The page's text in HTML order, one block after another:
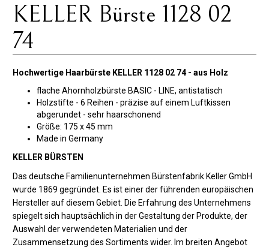
KELLER Bürste 1128 02
74
Hochwertige Haarbürste KELLER 1128 02 74 - aus Holz
flache Ahornholzbürste BASIC - LINE, antistatisch
Holzstifte - 6 Reihen - präzise auf einem Luftkissen
abgerundet - sehr haarschonend
Größe: 175 x 45 mm
Made in Germany
KELLER BÜRSTEN
Das deutsche Familienunternehmen Bürstenfabrik Keller GmbH
wurde 1869 gegründet. Es ist einer der führenden europäischen
Hersteller auf diesem Gebiet. Die Erfahrung des Unternehmens
spiegelt sich hauptsächlich in der Gestaltung der Produkte, der
Auswahl der verwendeten Materialien und der
Zusammensetzung des Sortiments wider. Im breiten Angebot